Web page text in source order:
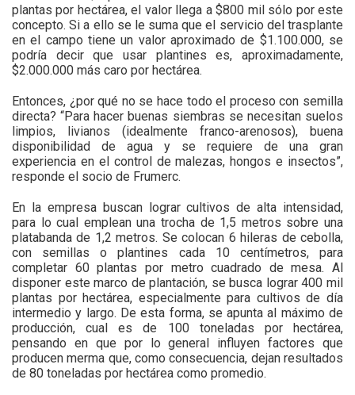
plantas por hectárea, el valor llega a $800 mil sólo por este
concepto. Si a ello se le suma que el servicio del trasplante
en el campo tiene un valor aproximado de $1.100.000, se
podría decir que usar plantines es, aproximadamente,
$2.000.000 más caro por hectárea.
Entonces, ¿por qué no se hace todo el proceso con semilla
directa? “Para hacer buenas siembras se necesitan suelos
limpios, livianos (idealmente franco-arenosos), buena
disponibilidad de agua y se requiere de una gran
experiencia en el control de malezas, hongos e insectos”,
responde el socio de Frumerc.
En la empresa buscan lograr cultivos de alta intensidad,
para lo cual emplean una trocha de 1,5 metros sobre una
platabanda de 1,2 metros. Se colocan 6 hileras de cebolla,
con semillas o plantines cada 10 centímetros, para
completar 60 plantas por metro cuadrado de mesa. Al
disponer este marco de plantación, se busca lograr 400 mil
plantas por hectárea, especialmente para cultivos de día
intermedio y largo. De esta forma, se apunta al máximo de
producción, cual es de 100 toneladas por hectárea,
pensando en que por lo general influyen factores que
producen merma que, como consecuencia, dejan resultados
de 80 toneladas por hectárea como promedio.